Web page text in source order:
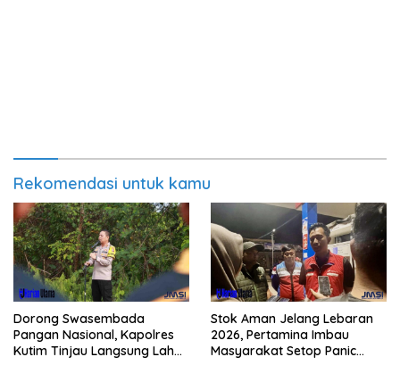
Rekomendasi untuk kamu
Dorong Swasembada
Pangan Nasional, Kapolres
Kutim Tinjau Langsung Lahan
Stok Aman Jelang Lebaran
2026, Pertamina Imbau
Masyarakat Setop Panic